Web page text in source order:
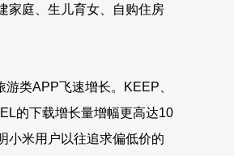
家庭、生儿育女、自购住房
游类APP飞速增长。KEEP、
的下载增长量增幅更高达10
小米用户以往追求偏低价的